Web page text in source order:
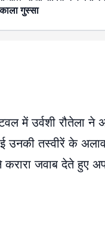
गुस्सा
में उर्वशी रौतेला
उनकी तस्वीरें के
जवाब देते हुए